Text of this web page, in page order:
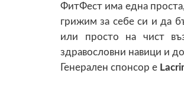
ФитФест има една
грижим за себе си и да
или просто на чист
здравословни навици и
Генерален спонсор е